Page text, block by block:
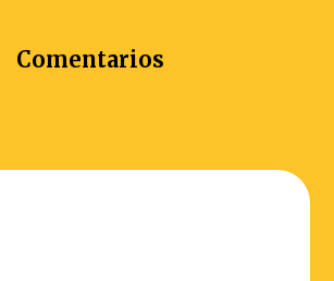
Comentarios